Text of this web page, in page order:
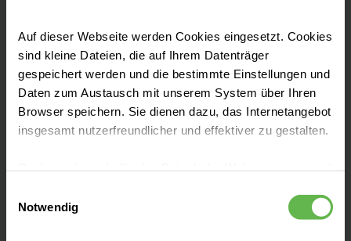
Auf dieser Webseite werden Cookies eingesetzt. Cookies
sind kleine Dateien, die auf Ihrem Datenträger
gespeichert werden und die bestimmte Einstellungen und
Daten zum Austausch mit unserem System über Ihren
Browser speichern. Sie dienen dazu, das Internetangebot
insgesamt nutzerfreundlicher und effektiver zu gestalten.
eingesetzt werden.
Notwendig
Ihre Ansprechpartner
Unterstützung vor Ort
Zuzahlung & Kosten